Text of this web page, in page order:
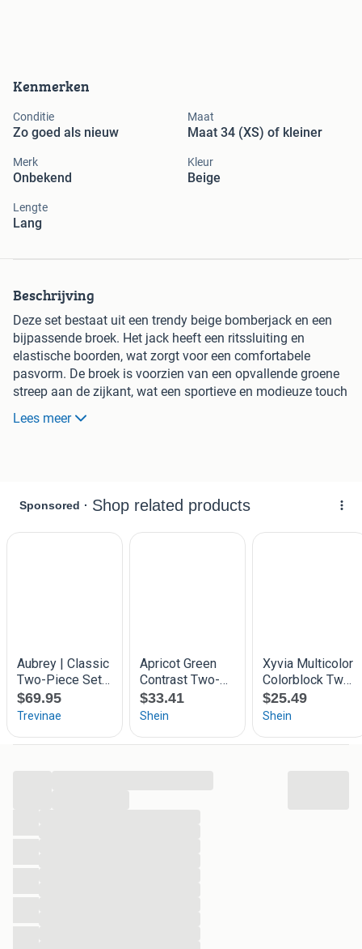
Kenmerken
Conditie
Zo goed als nieuw
Maat
Maat 34 (XS) of kleiner
Merk
Onbekend
Kleur
Beige
Lengte
Lang
Beschrijving
Deze set bestaat uit een trendy beige bomberjack en een
bijpassende broek. Het jack heeft een ritssluiting en
elastische boorden, wat zorgt voor een comfortabele
pasvorm. De broek is voorzien van een opvallende groene
streep aan de zijkant, wat een sportieve en modieuze touch
geeft. De set is zo goed als nieuw en perfect voor een
casual, maar toch chique look. Ideaal voor de lente en
Lees meer